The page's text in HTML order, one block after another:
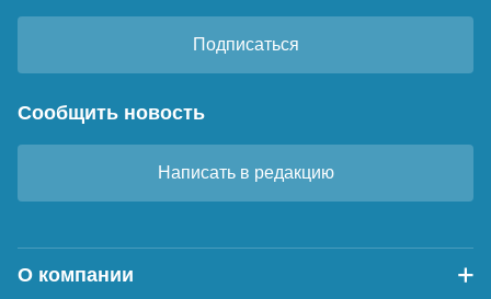
Подписаться
Сообщить новость
Написать в редакцию
О компании